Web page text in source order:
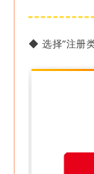
◆选择“注册